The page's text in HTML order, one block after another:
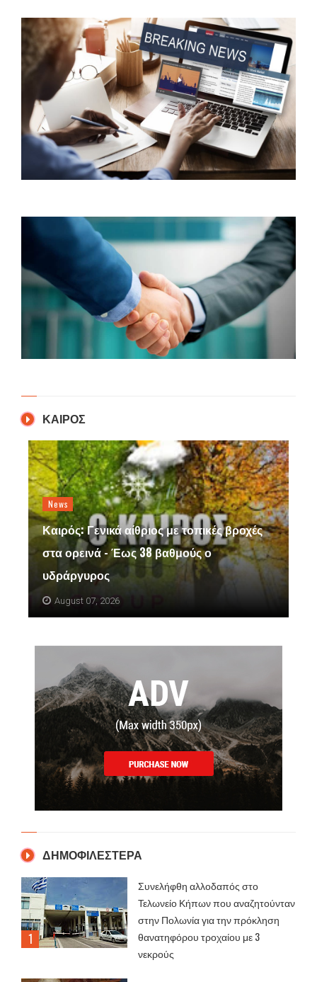
ΚΑΙΡΟΣ
News
Καιρός: Γενικά αίθριος με τοπικές βροχές
στα ορεινά - Έως 38 βαθμούς ο
υδράργυρος
August 07, 2026
ΔΗΜΟΦΙΛΕΣΤΕΡΑ
Συνελήφθη αλλοδαπός στο
Τελωνείο Κήπων που αναζητούνταν
στην Πολωνία για την πρόκληση
θανατηφόρου τροχαίου με 3
νεκρούς